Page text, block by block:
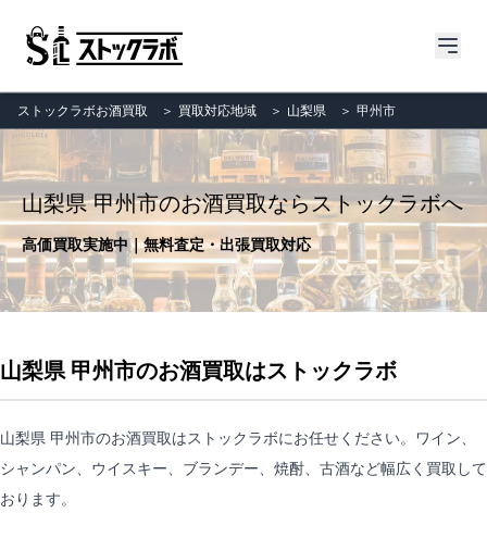
ストックラボお酒買取 ＞ 買取対応地域 ＞ 山梨県 ＞ 甲州市
山梨県 甲州市のお酒買取ならストックラボへ
高価買取実施中｜無料査定・出張買取対応
山梨県 甲州市のお酒買取はストックラボ
山梨県 甲州市のお酒買取はストックラボにお任せください。ワイン、
シャンパン、ウイスキー、ブランデー、焼酎、古酒など幅広く買取して
おります。